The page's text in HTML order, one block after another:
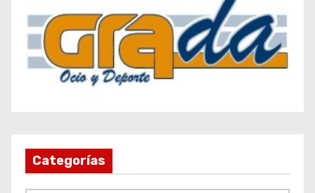
Categorías